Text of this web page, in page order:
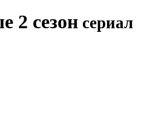
2 сезон сериал